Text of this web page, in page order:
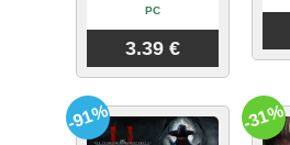
PC
3.39 €
-91% -31%